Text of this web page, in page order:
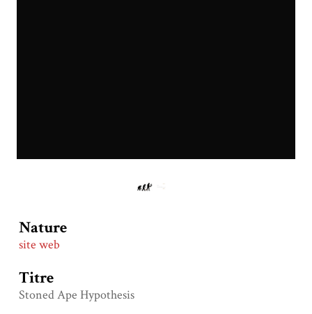
Nature
site web
Titre
Stoned Ape Hypothesis